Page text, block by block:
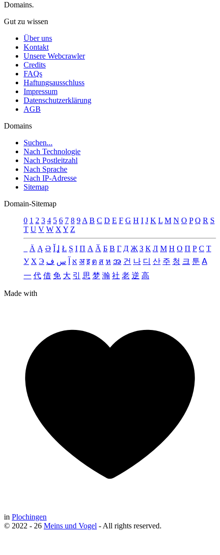
Domains.
Gut zu wissen
Über uns
Kontakt
Unsere Webcrawler
Credits
FAQs
Haftungsausschluss
Impressum
Datenschutzerklärung
AGB
Domains
Suchen...
Nach Technologie
Nach Postleitzahl
Nach Sprache
Nach IP-Adresse
Sitemap
Domain-Sitemap
0 1 2 3 4 5 6 7 8 9 A B C D E F G H I J K L M N O P Q R S
T U V W X Y Z
Ä Ą Ə Ǐ Ʝ Ł Ș Ι Π А Ӑ Б В Г Д Җ З К Л М Н О П Р С Т
У Х Э א س ف अ इ ต ส ห အ 건 나 디 산 주 청 크 툰 ꓮ
一 代 借 免 大 引 思 梦 瀚 社 老 逆 高
Made with
in Plochingen
© 2022 - 26 Meins und Vogel - All rights reserved.